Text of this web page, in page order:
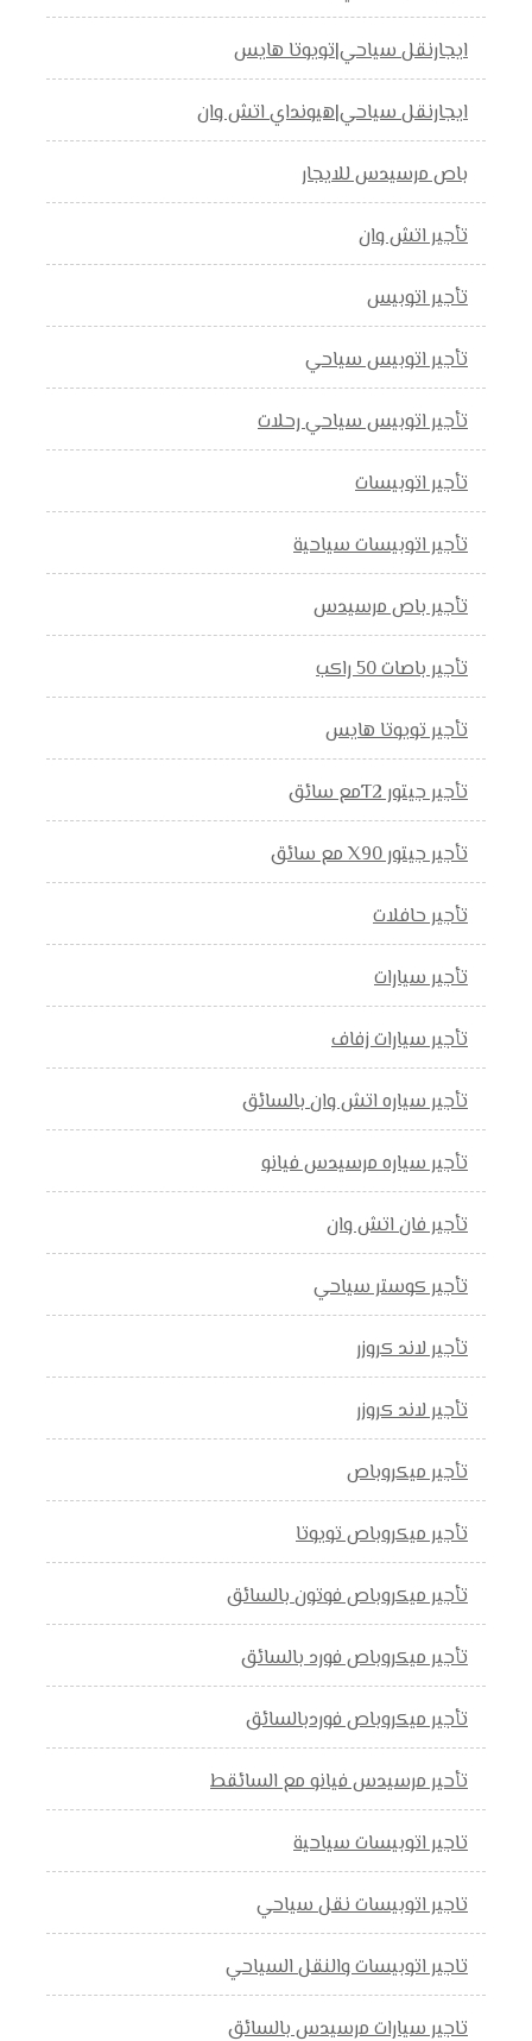
ايجارنقل سياحي|تويوتا هايس
ايجارنقل سياحي|هيونداي اتش وان
باص مرسيدس للايجار
تأجير اتش وان
تأجير اتوبيس
تأجير اتوبيس سياحي
تأجير اتوبيس سياحي رحلات
تأجير اتوبيسات
تأجير اتوبيسات سياحية
تأجير باص مرسيدس
تأجير باصات 50 راكب
تأجير تويوتا هايس
تأجير جيتور T2مع سائق
تأجير جيتور X90 مع سائق
تأجير حافلات
تأجير سيارات
تأجير سيارات زفاف
تأجير سياره اتش وان بالسائق
تأجير سياره مرسيدس فيانو
تأجير فان اتش وان
تأجير كوستر سياحي
تأجير لاند كروزر
تأجير لاند كروزر
تأجير ميكروباص
تأجير ميكروباص تويوتا
تأجير ميكروباص فوتون بالسائق
تأجير ميكروباص فورد بالسائق
تأجير ميكروباص فوردبالسائق
تأحير مرسيدس فيانو مع السائقط
تاجير اتوبيسات سياحية
تاجير اتوبيسات نقل سياحي
تاجير اتوبيسات والنقل السياحي
تاجير سيارات مرسيدس بالسائق